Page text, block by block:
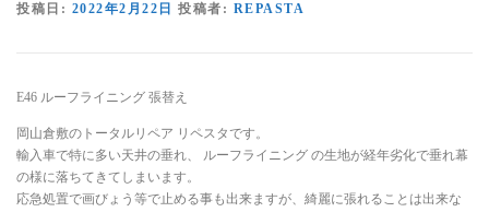
インテリアリペア専門サイト-トータルリペア
投稿日: 2022年2月22日 投稿者: REPASTA
E46 ルーフライニング 張替え
岡山倉敷のトータルリペア リペスタです。
輸入車で特に多い天井の垂れ、 ルーフライニング の生地が経年劣化で垂れ幕
の様に落ちてきてしまいます。
応急処置で画びょう等で止める事も出来ますが、綺麗に張れることは出来な